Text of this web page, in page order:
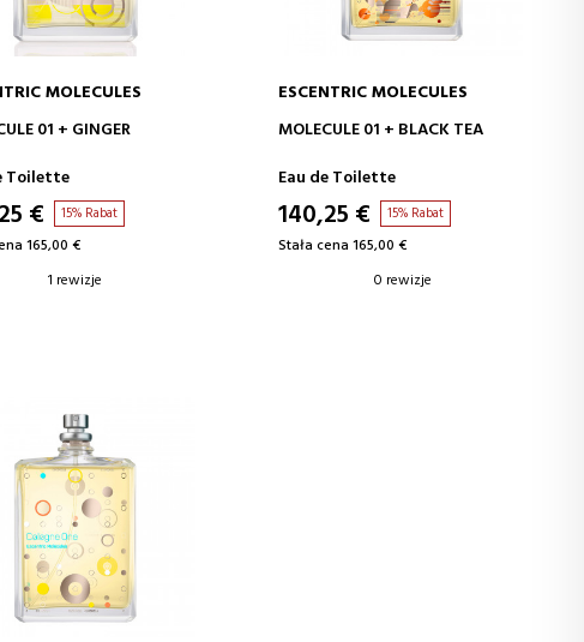
DODAJ DO KOSZYKA
MOLECULES
01 + GINGER
Toilette
€ 15% Rabat
165,00 €
1 rewizje
DODAJ DO KOSZYKA
ESCENTRIC MOLECULES
MOLECULE 01 + BLACK TEA
Eau de Toilette
140,25 € 15% Rabat
Stała cena 165,00 €
0 rewizje